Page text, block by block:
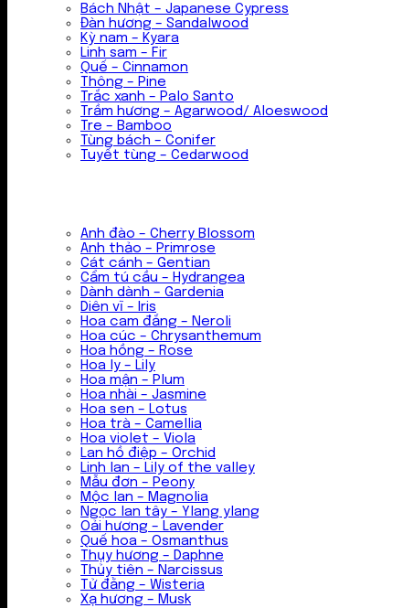
Bách Nhật – Japanese Cypress
Đàn hương – Sandalwood
Kỳ nam – Kyara
Linh sam – Fir
Quế – Cinnamon
Thông – Pine
Trắc xanh – Palo Santo
Trầm hương – Agarwood/ Aloeswood
Tre – Bamboo
Tùng bách – Conifer
Tuyết tùng – Cedarwood
Anh đào – Cherry Blossom
Anh thảo – Primrose
Cát cánh – Gentian
Cẩm tú cầu – Hydrangea
Dành dành – Gardenia
Diên vĩ – Iris
Hoa cam đắng – Neroli
Hoa cúc – Chrysanthemum
Hoa hồng – Rose
Hoa ly – Lily
Hoa mận – Plum
Hoa nhài – Jasmine
Hoa sen – Lotus
Hoa trà – Camellia
Hoa violet – Viola
Lan hồ điệp – Orchid
Linh lan – Lily of the valley
Mẫu đơn – Peony
Mộc lan – Magnolia
Ngọc lan tây – Ylang ylang
Oải hương – Lavender
Quế hoa – Osmanthus
Thụy hương – Daphne
Thủy tiên – Narcissus
Tử đằng – Wisteria
Xạ hương – Musk